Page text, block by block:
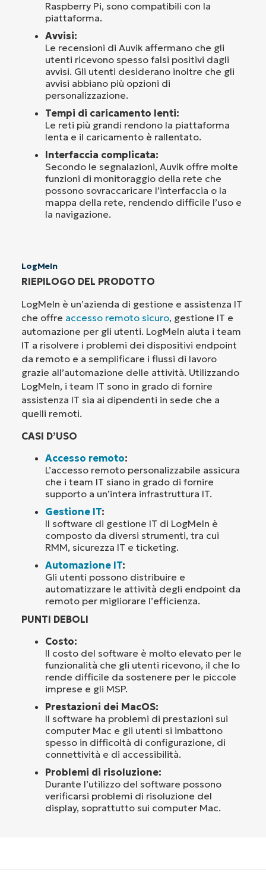
Raspberry Pi, sono compatibili con la
piattaforma.
Avvisi:
Le recensioni di Auvik affermano che gli
utenti ricevono spesso falsi positivi dagli
avvisi. Gli utenti desiderano inoltre che gli
avvisi abbiano più opzioni di
personalizzazione.
Tempi di caricamento lenti:
Le reti più grandi rendono la piattaforma
lenta e il caricamento è rallentato.
Interfaccia complicata:
Secondo le segnalazioni, Auvik offre molte
funzioni di monitoraggio della rete che
possono sovraccaricare l’interfaccia o la
mappa della rete, rendendo difficile l’uso e
la navigazione.
LogMeIn
RIEPILOGO DEL PRODOTTO
LogMeIn è un’azienda di gestione e assistenza IT
che offre accesso remoto sicuro, gestione IT e
automazione per gli utenti. LogMeIn aiuta i team
IT a risolvere i problemi dei dispositivi endpoint
da remoto e a semplificare i flussi di lavoro
grazie all’automazione delle attività. Utilizzando
LogMeIn, i team IT sono in grado di fornire
assistenza IT sia ai dipendenti in sede che a
quelli remoti.
CASI D’USO
Accesso remoto:
L’accesso remoto personalizzabile assicura
che i team IT siano in grado di fornire
supporto a un’intera infrastruttura IT.
Gestione IT:
Il software di gestione IT di LogMeIn è
composto da diversi strumenti, tra cui
RMM, sicurezza IT e ticketing.
Automazione IT:
Gli utenti possono distribuire e
automatizzare le attività degli endpoint da
remoto per migliorare l’efficienza.
PUNTI DEBOLI
Costo:
Il costo del software è molto elevato per le
funzionalità che gli utenti ricevono, il che lo
rende difficile da sostenere per le piccole
imprese e gli MSP.
Prestazioni dei MacOS:
Il software ha problemi di prestazioni sui
computer Mac e gli utenti si imbattono
spesso in difficoltà di configurazione, di
connettività e di accessibilità.
Problemi di risoluzione:
Durante l’utilizzo del software possono
verificarsi problemi di risoluzione del
display, soprattutto sui computer Mac.